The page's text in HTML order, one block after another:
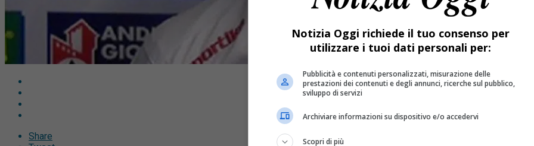
Share
Notizia Oggi richiede il tuo consenso per
utilizzare i tuoi dati personali per:
Pubblicità e contenuti personalizzati, misurazione delle
prestazioni dei contenuti e degli annunci, ricerche sul pubblico,
sviluppo di servizi
Archiviare informazioni su dispositivo e/o accedervi
Scopri di più